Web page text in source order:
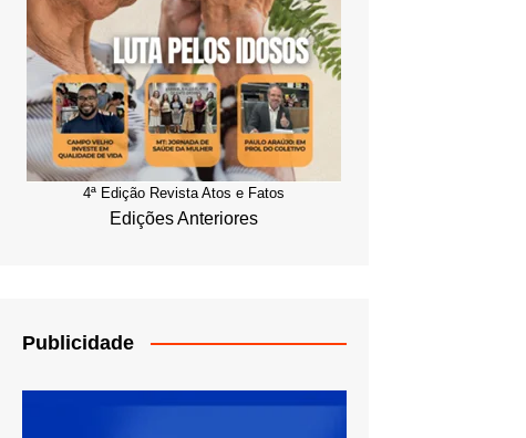
4ª Edição Revista Atos e Fatos
Edições Anteriores
Publicidade